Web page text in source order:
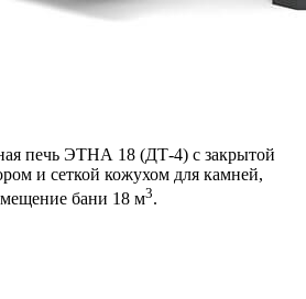
печь ЭТНА 18 (ДТ-4) с закрытой
и сеткой кожухом для камней,
бани 18 м3.